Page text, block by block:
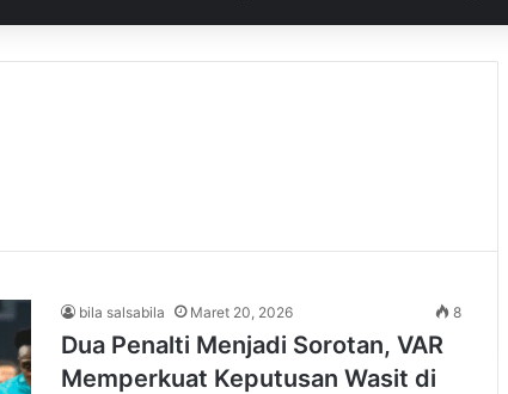
bila salsabila Maret 20, 2026 8
Dua Penalti Menjadi Sorotan, VAR
Memperkuat Keputusan Wasit di